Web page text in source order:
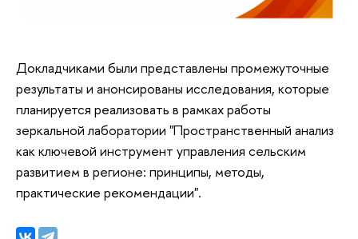
Докладчиками были представлены промежуточные
результаты и анонсированы исследования, которые
планируется реализовать в рамках работы
зеркальной лаборатории "Пространственный анализ
как ключевой инструмент управления сельским
развитием в регионе: принципы, методы,
практические рекомендации".